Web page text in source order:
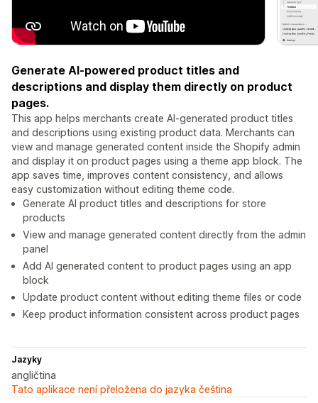
Generate AI-powered product titles and
descriptions and display them directly on product
pages.
This app helps merchants create AI-generated product titles
and descriptions using existing product data. Merchants can
view and manage generated content inside the Shopify admin
and display it on product pages using a theme app block. The
app saves time, improves content consistency, and allows
easy customization without editing theme code.
Generate AI product titles and descriptions for store
products
View and manage generated content directly from the admin
panel
Add AI generated content to product pages using an app
block
Update product content without editing theme files or code
Keep product information consistent across product pages
Jazyky
angličtina
Tato aplikace není přeložena do jazyka čeština